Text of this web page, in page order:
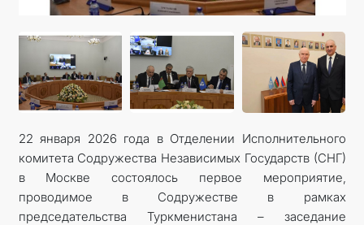
22 января 2026 года в Отделении Исполнительного
комитета Содружества Независимых Государств (СНГ)
в Москве состоялось первое мероприятие,
проводимое в Содружестве в рамках
председательства Туркменистана – заседание